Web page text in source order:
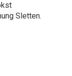
Sletten.